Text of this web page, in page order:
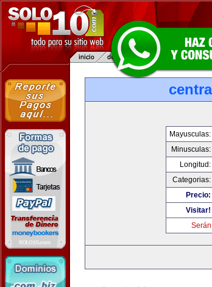
Mayusculas:
Minusculas:
Longitud:
Categorias:
Precio:
Visitar!